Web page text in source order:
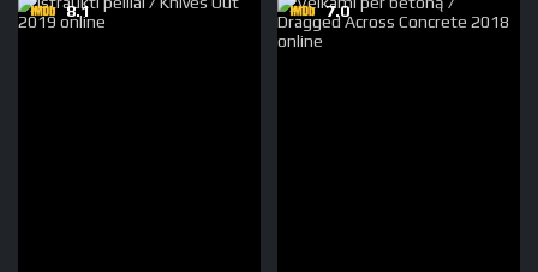
8.1 7.0